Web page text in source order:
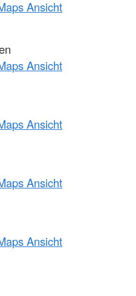
Ansicht
Ansicht
Ansicht
Ansicht
Ansicht